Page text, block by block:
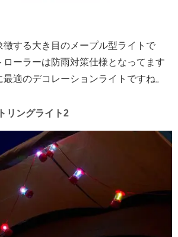
徴する大き目のメープル型ライトで
ーラーは防雨対策仕様となってます
適のデコレーションライトですね。
リングライト2